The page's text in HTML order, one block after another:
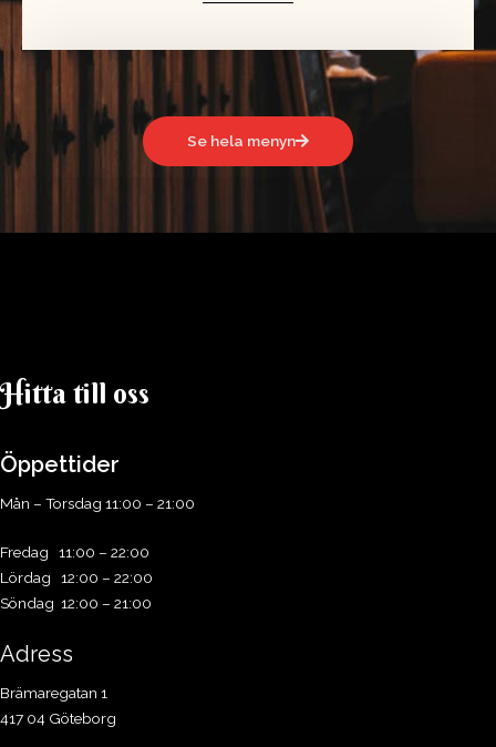
Se hela menyn
Hitta till oss​
Öppettider
Mån – Torsdag 11:00 – 21:00
Fredag 11:00 – 22:00
Lördag 12:00 – 22:00
Söndag 12:00 – 21:00
Adress
Brämaregatan 1
417 04 Göteborg